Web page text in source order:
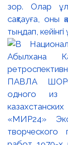
зор. Олар
сақтауға, оны
тыңдап, кейінгі